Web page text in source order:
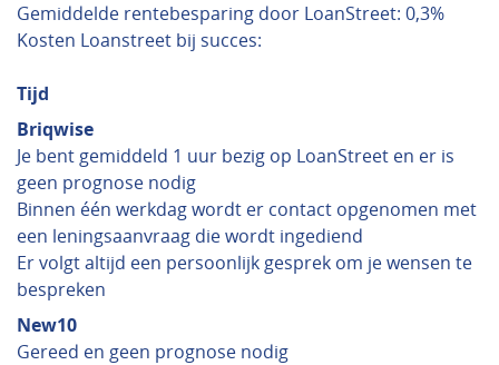
Gemiddelde rentebesparing door LoanStreet: 0,3%
Kosten Loanstreet bij succes:
Tijd
Briqwise
Je bent gemiddeld 1 uur bezig op LoanStreet en er is
geen prognose nodig
Binnen één werkdag wordt er contact opgenomen met
een leningsaanvraag die wordt ingediend
Er volgt altijd een persoonlijk gesprek om je wensen te
bespreken
New10
Gereed en geen prognose nodig